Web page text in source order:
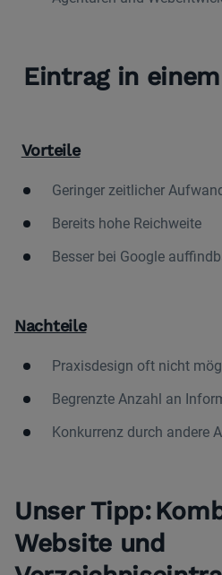
Eintrag in
Vorteile
Geringer zeitlicher
Bereits hohe Reichweite
Besser bei Google
Nachteile
Praxisdesign oft nicht
Begrenzte Anzahl an
Konkurrenz durch andere
UnserTipp:
Website und